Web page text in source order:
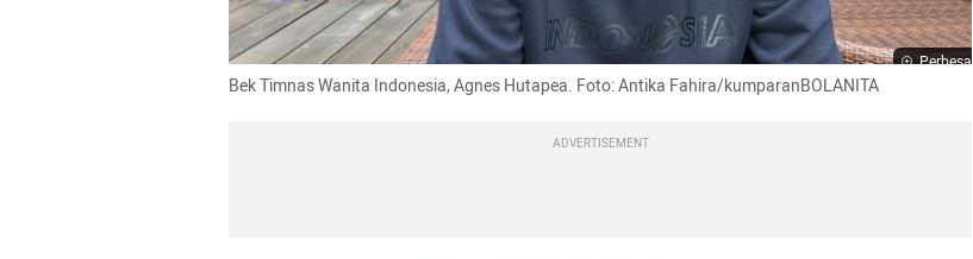
Perbesar
Bek Timnas Wanita Indonesia, Agnes Hutapea. Foto: Antika Fahira/kumparanBOLANITA
ADVERTISEMENT